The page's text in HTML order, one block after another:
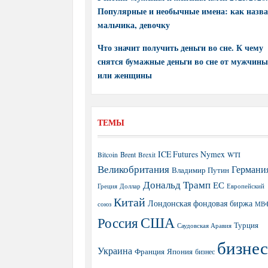
Популярные и необычные имена: как
мальчика, девочку
Что значит получить деньги во сне. К чему
снятся бумажные деньги во сне от мужчины
или женщины
ТЕМЫ
Bitcoin Brent Brexit ICE Futures Nymex WTI
Великобритания Владимир Путин
Греция Доллар Дональд Трамп ЕС Европейский
союз Китай Лондонская фондовая биржа
РоссияСША Саудовская Аравия Турция
Украина Франция Япония бизнес бизнес